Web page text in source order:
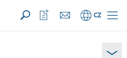
({{productCount}} Produkty)OTEVŘÍT
CZ
Otevřít
seznam
oblíbených